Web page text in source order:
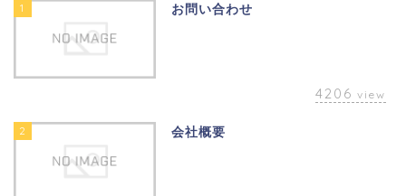
1 お問い合わせ
4206 view
2 会社概要